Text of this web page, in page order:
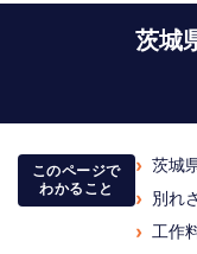
茨城
このページで
わかること
› 茨城
› 別れ
› 工作